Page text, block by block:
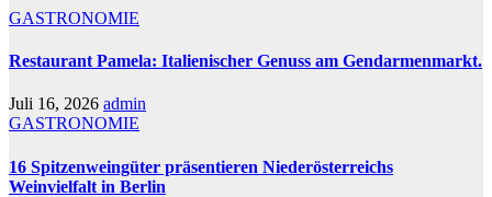
GASTRONOMIE
Restaurant Pamela: Italienischer Genuss am Gendarmenmarkt.
Juli 16, 2026 admin
GASTRONOMIE
16 Spitzenweingüter präsentieren Niederösterreichs
Weinvielfalt in Berlin